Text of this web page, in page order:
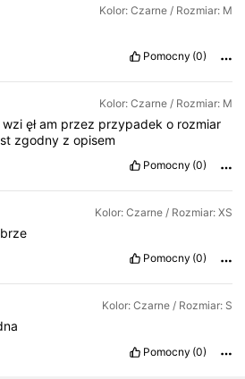
Kolor: Czarne / Rozmiar: M
Pomocny (0)
Kolor: Czarne / Rozmiar: M
wzi ęłam przez przypadek o rozmiar
zgodny zopisem
Pomocny (0)
Kolor: Czarne / Rozmiar: XS
Pomocny (0)
Kolor: Czarne / Rozmiar: S
Pomocny (0)